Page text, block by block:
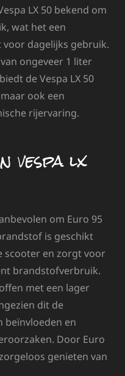
LX 50 bekend om
wat het een
dagelijks gebruik.
ongeveer 1 liter
de Vespa LX 50
ook een
rijervaring.
vespa lx
om Euro 95
is geschikt
scooter en zorgt voor
brandstofverbruik.
met een lager
dit de
beïnvloeden en
Door Euro
genieten van